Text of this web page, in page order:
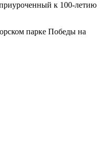
к 100-летию
парке Победы на